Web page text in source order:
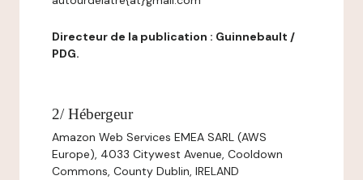
Directeur de la publication : Guinnebault /
PDG.
2/ Hébergeur
Amazon Web Services EMEA SARL (AWS
Europe), 4033 Citywest Avenue, Cooldown
Commons, County Dublin, IRELAND